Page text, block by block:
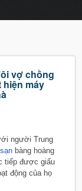
vợ chồng
máy
người Trung
bàng hoàng
tiếp được giấu
động của họ